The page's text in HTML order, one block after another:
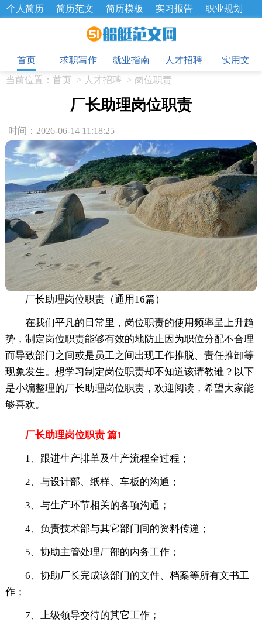
个人简历 简历范文 简历模板 实习报告
职业规划
招聘选拔 绩效考核 企业文化
工作总结
辞职报告
首页
求职写作 就业指南 人才招聘
实用文
当前位置： 首页 > 人才招聘 > 岗位职责
厂长助理岗位职责
时间：2026-06-14 11:18:25
厂长助理岗位职责（通用16篇）
在我们平凡的日常里，岗位职责的使用频率呈上升趋
势，制定岗位职责能够有效的地防止因为职位分配不合理
而导致部门之间或是员工之间出现工作推脱、责任推卸等
现象发生。想学习制定岗位职责却不知道该请教谁？以下
是小编整理的厂长助理岗位职责，欢迎阅读，希望大家能
够喜欢。
厂长助理岗位职责 篇1
1、跟进生产排单及生产流程全过程；
2、与设计部、纸样、车板的沟通；
3、与生产环节相关的各项沟通；
4、负责技术部与其它部门间的资料传递；
5、协助主管处理厂部的内务工作；
6、协助厂长完成该部门的文件、档案等所有文书工
作；
7、上级领导交待的其它工作；